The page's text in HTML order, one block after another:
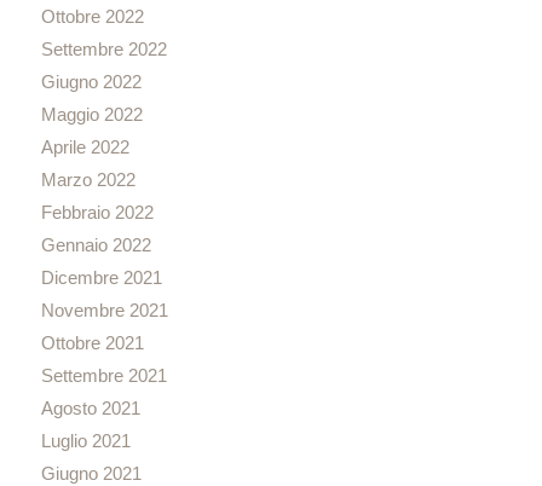
Ottobre 2022
Settembre 2022
Giugno 2022
Maggio 2022
Aprile 2022
Marzo 2022
Febbraio 2022
Gennaio 2022
Dicembre 2021
Novembre 2021
Ottobre 2021
Settembre 2021
Agosto 2021
Luglio 2021
Giugno 2021